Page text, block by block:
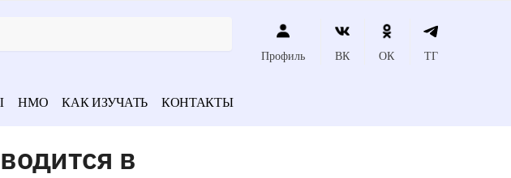
Профиль ВК ОК ТГ
НМО КАК ИЗУЧАТЬ КОНТАКТЫ
в